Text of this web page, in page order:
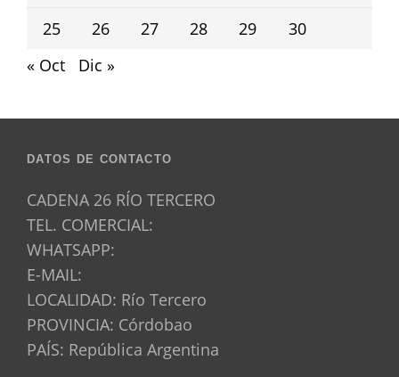
25
26 27 28 29
30
« Oct
Dic »
DATOS DE CONTACTO
CADENA 26 RÍO TERCERO
TEL. COMERCIAL:
WHATSAPP:
E-MAIL:
LOCALIDAD: Río Tercero
PROVINCIA: Córdobao
PAÍS: República Argentina